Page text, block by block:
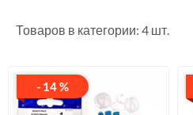
Товаров в категории: 4 шт.
- 14 %